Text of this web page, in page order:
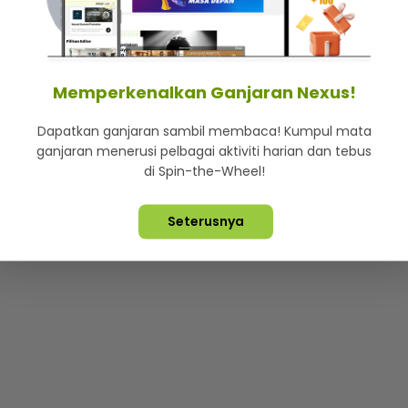
Lebih hot, viral dan sensasi
Terpelihara © 2026. Star Media Group Berhad [197101000523
Memperkenalkan Ganjaran Nexus!
Dapatkan ganjaran sambil membaca! Kumpul mata
ganjaran menerusi pelbagai aktiviti harian dan tebus
di Spin-the-Wheel!
Seterusnya